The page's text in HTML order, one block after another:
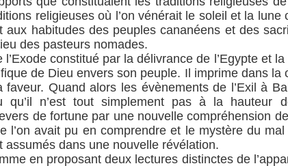
religieuses où l’on vénérait le soleil et la
habitudes des peuples cananéens et des
des pasteurs nomades.
l’Exode constitué par la délivrance de l’Egypte et
de Dieu envers son peuple. Il imprime dans la
faveur. Quand alors les évènements de l’Exil à
n’est tout simplement pas à la hauteur
de fortune par une nouvelle compréhension
l’on avait pu en comprendre et le mystère du
dans une nouvelle révélation.
en proposant deux lectures distinctes de